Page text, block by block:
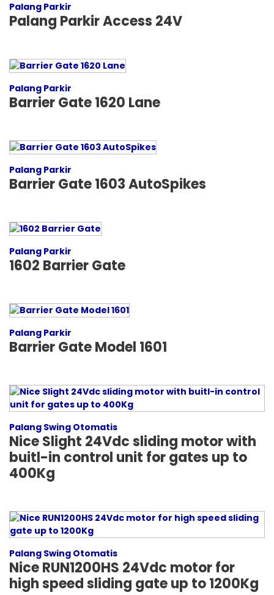
Palang Parkir
Palang Parkir Access 24V
Palang Parkir
Barrier Gate 1620 Lane
Palang Parkir
Barrier Gate 1603 AutoSpikes
Palang Parkir
1602 Barrier Gate
Palang Parkir
Barrier Gate Model 1601
Palang Swing Otomatis
Nice Slight 24Vdc sliding motor with
buitl-in control unit for gates up to
400Kg
Palang Swing Otomatis
Nice RUN1200HS 24Vdc motor for
high speed sliding gate up to 1200Kg